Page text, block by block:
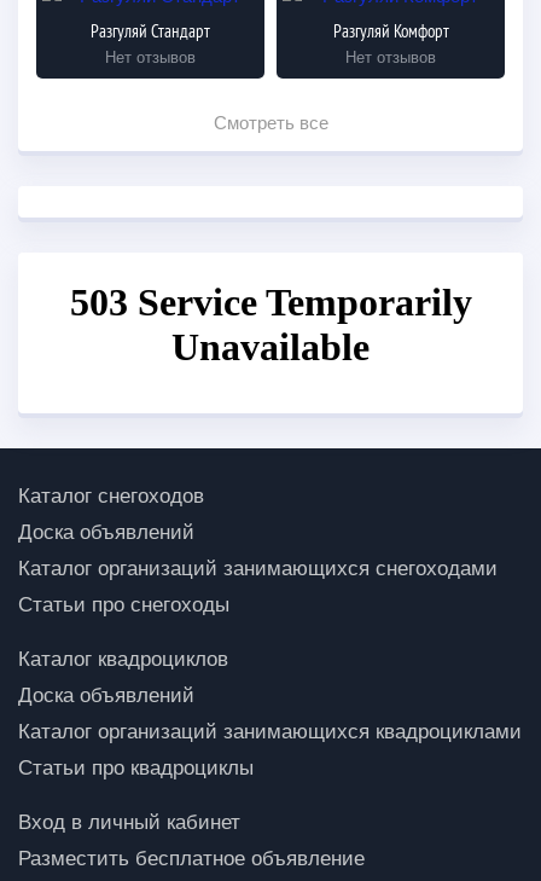
Разгуляй Стандарт
Нет отзывов
Разгуляй Комфорт
Нет отзывов
Смотреть все
Каталог снегоходов
Доска объявлений
Каталог организаций занимающихся снегоходами
Статьи про снегоходы
Каталог квадроциклов
Доска объявлений
Каталог организаций занимающихся квадроциклами
Статьи про квадроциклы
Вход в личный кабинет
Разместить бесплатное объявление